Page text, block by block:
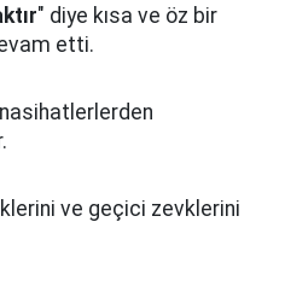
" diye kısa ve öz bir
etti.
ve geçici zevklerini